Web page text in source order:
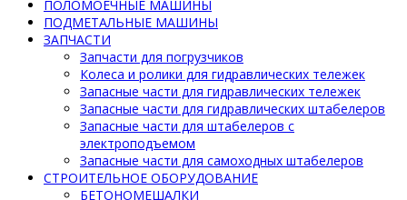
ПОЛОМОЕЧНЫЕ МАШИНЫ
ПОДМЕТАЛЬНЫЕ МАШИНЫ
ЗАПЧАСТИ
Запчасти для погрузчиков
Колеса и ролики для гидравлических тележек
Запасные части для гидравлических тележек
Запасные части для гидравлических штабелеров
Запасные части для штабелеров с
электроподъемом
Запасные части для самоходных штабелеров
СТРОИТЕЛЬНОЕ ОБОРУДОВАНИЕ
БЕТОНОМЕШАЛКИ